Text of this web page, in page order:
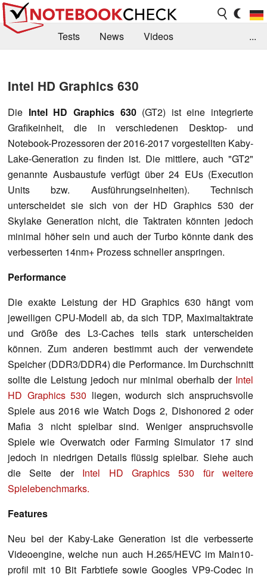
Tests News
Videos
Kaufberatung
Deals Suche
Forum
...
Intel HD Graphics 630
Die Intel HD Graphics 630(GT2) ist eine integrierte
Grafikeinheit, die in verschiedenen Desktop- und
Notebook-Prozessoren der 2016-2017 vorgestellten Kaby-
Lake-Generation zu finden ist. Die mittlere, auch "GT2"
genannte Ausbaustufe verfügt über 24 EUs (Execution
Units bzw. Ausführungseinheiten). Technisch
unterscheidet sie sich von der HD Graphics 530 der
Skylake Generation nicht, die Taktraten könnten jedoch
minimal höher sein und auch der Turbo könnte dank des
verbesserten 14nm+ Prozess schneller anspringen.
Performance
Die exakte Leistung der HD Graphics 630 hängt vom
jeweiligen CPU-Modell ab, da sich TDP, Maximaltaktrate
und Größe des L3-Caches teils stark unterscheiden
können. Zum anderen bestimmt auch der verwendete
Speicher (DDR3/DDR4) die Performance. Im Durchschnitt
sollte die Leistung jedoch nur minimal oberhalb der Intel
HD Graphics 530 liegen, wodurch sich anspruchsvolle
Spiele aus 2016 wie Watch Dogs 2, Dishonored 2 oder
Mafia 3 nicht spielbar sind. Weniger anspruchsvolle
Spiele wie Overwatch oder Farming Simulator 17 sind
jedoch in niedrigen Details flüssig spielbar. Siehe auch
die Seite der Intel HD Graphics 530 für weitere
Spielebenchmarks.
Features
Neu bei der Kaby-Lake Generation ist die verbesserte
Videoengine, welche nun auch H.265/HEVC im Main10-
profil mit 10 Bit Farbtiefe sowie Googles VP9-Codec in